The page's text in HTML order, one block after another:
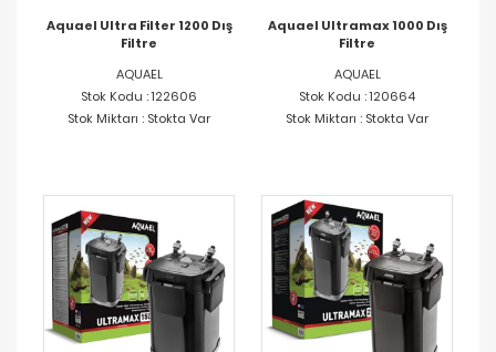
Aquael Ultra Filter 1200 Dış
Filtre
AQUAEL
Stok Kodu : 122606
Stok Miktarı : Stokta Var
Aquael Ultramax 1000 Dış
Filtre
AQUAEL
Stok Kodu : 120664
Stok Miktarı : Stokta Var